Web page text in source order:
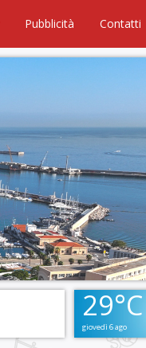
Pubblicità Contatti
29°C
giovedì 6 ago